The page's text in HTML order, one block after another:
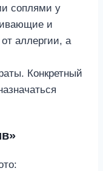
соплями у
и
аллергии, а
Конкретный